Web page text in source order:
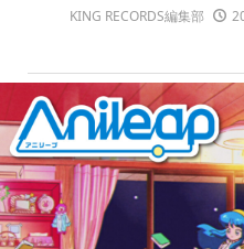
KING RECORDS編集部